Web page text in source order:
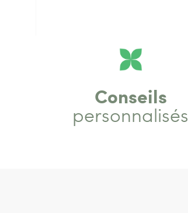
Conseils
personnalisés